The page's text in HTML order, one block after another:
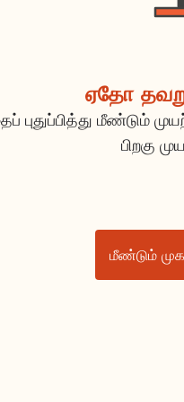
ஏதோ தவறு
புதுப்பித்து மீண்டும்
பிறகு
மீண்டும்